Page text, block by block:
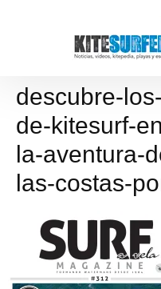
descubre-
de-kitesurf-
la-aventura-
las-costas-